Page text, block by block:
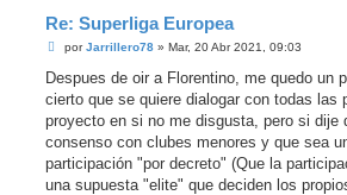
Re: Superliga Europea
M
n
a
j
porJarrillero78» Mar, 20 Abr 2021, 09:03
Despues de oir a Florentino, me quedo un
cierto que se quiere dialogar con todas las
proyecto en si no me disgusta, pero si dije
consenso con clubes menores y que sea
participación "por decreto" (Que la
una supuesta "elite" que deciden los